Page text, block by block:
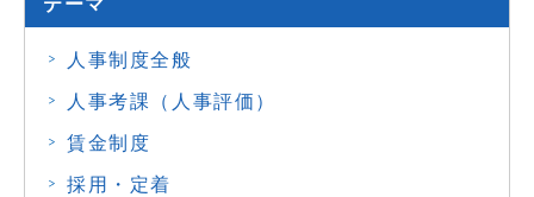
テーマ
人事制度全般
人事考課（人事評価）
賃金制度
採用・定着